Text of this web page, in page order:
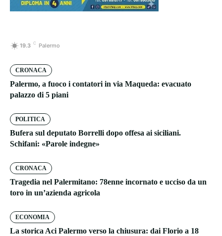
19.3 C Palermo
CRONACA
Palermo, a fuoco i contatori in via Maqueda: evacuato
palazzo di 5 piani
POLITICA
Bufera sul deputato Borrelli dopo offesa ai siciliani.
Schifani: «Parole indegne»
CRONACA
Tragedia nel Palermitano: 78enne incornato e ucciso da un
toro in un’azienda agricola
ECONOMIA
La storica Aci Palermo verso la chiusura: dai Florio a 18